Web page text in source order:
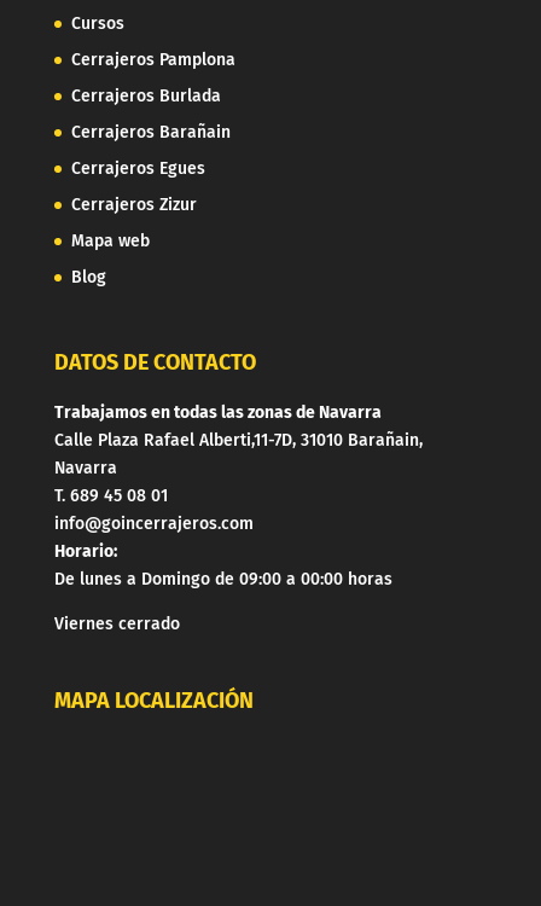
Cursos
Cerrajeros Pamplona
Cerrajeros Burlada
Cerrajeros Barañain
Cerrajeros Egues
Cerrajeros Zizur
Mapa web
Blog
DATOS DE CONTACTO
Trabajamos en todas las zonas de Navarra
Calle Plaza Rafael Alberti,11-7D, 31010 Barañain,
Navarra
T. 689 45 08 01
info@goincerrajeros.com
Horario:
De lunes a Domingo de 09:00 a 00:00 horas
Viernes cerrado
MAPA LOCALIZACIÓN